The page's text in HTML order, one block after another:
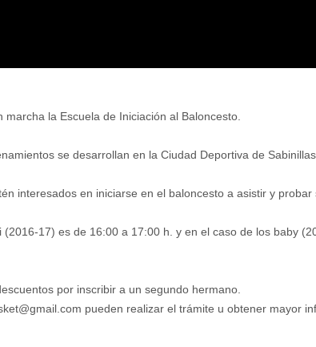
la Escuela de Iniciación al Baloncesto.
se desarrollan en la Ciudad Deportiva de
interesados en iniciarse en el baloncesto a asistir y probar
17) es de 16:00 a 17:00 h. y en el caso de los baby
por inscribir a un segundo hermano.
pueden realizar el trámite u obtener mayor